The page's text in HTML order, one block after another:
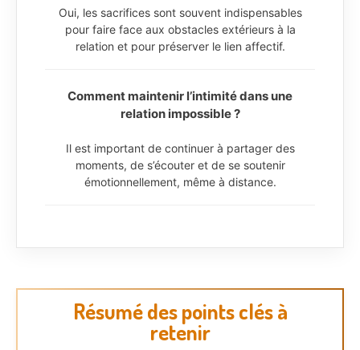
Oui, les sacrifices sont souvent indispensables
pour faire face aux obstacles extérieurs à la
relation et pour préserver le lien affectif.
Comment maintenir l’intimité dans une
relation impossible ?
Il est important de continuer à partager des
moments, de s’écouter et de se soutenir
émotionnellement, même à distance.
Résumé des points clés à
retenir